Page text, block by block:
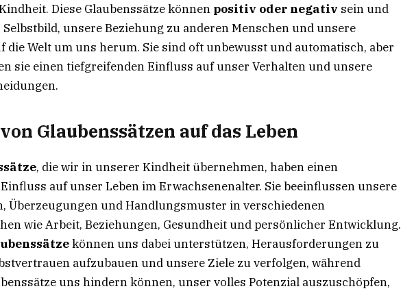
Diese Glaubenssätze können positiv oder negativ sein und
unsere Beziehung zu anderen Menschen und unsere
die Welt um uns herum. Sie sind oft unbewusst und automatisch, aber
sie einen tiefgreifenden Einfluss auf unser Verhalten und unsere
Glaubenssätzen auf das Leben
, die wir in unserer Kindheit übernehmen, haben einen
auf unser Leben im Erwachsenenalter. Sie beeinflussen unsere
Überzeugungen und Handlungsmuster in verschiedenen
wie Arbeit, Beziehungen, Gesundheit und persönlicher Entwicklung.
können uns dabei unterstützen, Herausforderungen zu
aufzubauen und unsere Ziele zu verfolgen, während
uns hindern können, unser volles Potenzial auszuschöpfen,